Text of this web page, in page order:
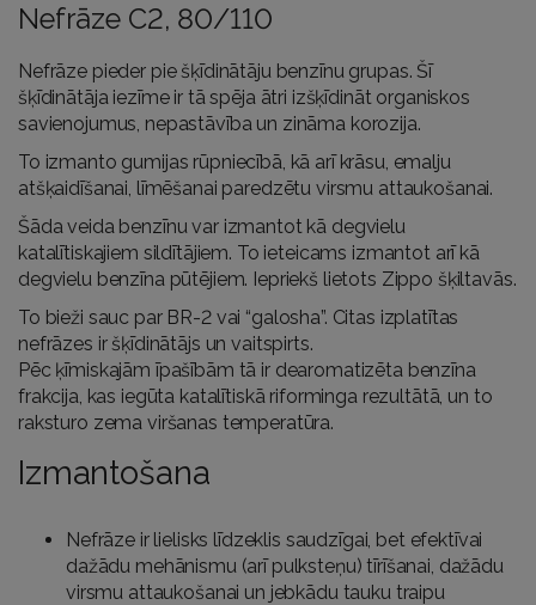
Nefrāze C2, 80/110
Nefrāze pieder pie šķīdinātāju benzīnu grupas. Šī
šķīdinātāja iezīme ir tā spēja ātri izšķīdināt organiskos
savienojumus, nepastāvība un zināma korozija.
To izmanto gumijas rūpniecībā, kā arī krāsu, emalju
atšķaidīšanai, līmēšanai paredzētu virsmu attaukošanai.
Šāda veida benzīnu var izmantot kā degvielu
katalītiskajiem sildītājiem. To ieteicams izmantot arī kā
degvielu benzīna pūtējiem. Iepriekš lietots Zippo šķiltavās.
To bieži sauc par BR-2 vai “galosha”. Citas izplatītas
nefrāzes ir šķīdinātājs un vaitspirts.
Pēc ķīmiskajām īpašībām tā ir dearomatizēta benzīna
frakcija, kas iegūta katalītiskā riforminga rezultātā, un to
raksturo zema viršanas temperatūra.
Izmantošana
Nefrāze ir lielisks līdzeklis saudzīgai, bet efektīvai
dažādu mehānismu (arī pulksteņu) tīrīšanai, dažādu
virsmu attaukošanai un jebkādu tauku traipu